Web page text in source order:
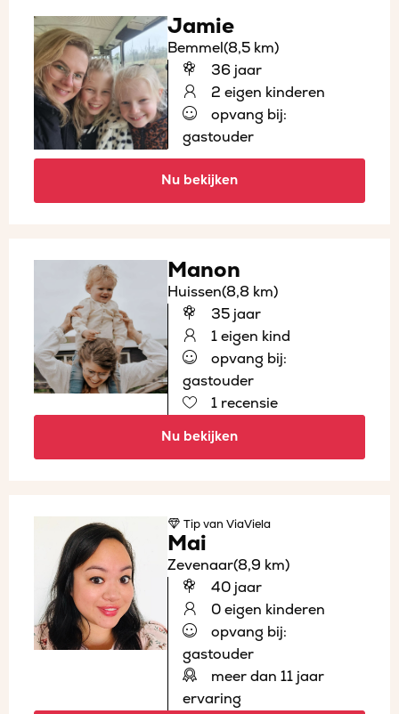
Jamie
Bemmel(8,5 km)
36 jaar
2 eigen kinderen
opvang bij:
gastouder
Nu bekijken
Manon
Huissen(8,8 km)
35 jaar
1 eigen kind
opvang bij:
gastouder
1 recensie
Nu bekijken
Tipvan ViaViela
Mai
Zevenaar(8,9 km)
40 jaar
0 eigen kinderen
opvang bij:
gastouder
meer dan 11 jaar
ervaring